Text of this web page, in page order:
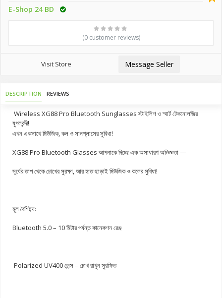
E-Shop 24 BD
(0 customer reviews)
Visit Store Message Seller
DESCRIPTION REVIEWS
Wireless XG88 Pro Bluetooth Sunglasses স্টাইলিশ ও স্মার্ট টেকনোলজির
যুগলবন্দী!
এখন একসাথে মিউজিক, কল ও সানগ্লাসের সুবিধা!
XG88 Pro Bluetooth Glasses আপনাকে দিচ্ছে এক অসাধারণ অভিজ্ঞতা —
সূর্যের তাপ থেকে চোখের সুরক্ষা, আর হাত ছাড়াই মিউজিক ও কলের সুবিধা!
মূল বৈশিষ্ট্য:
Bluetooth 5.0 – 10 মিটার পর্যন্ত কানেকশন রেঞ্জ
Polarized UV400 লেন্স – চোখ রাখুন সুরক্ষিত